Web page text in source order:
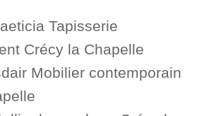
Tapisserie
Crécy la Chapelle
Mobilier contemporain